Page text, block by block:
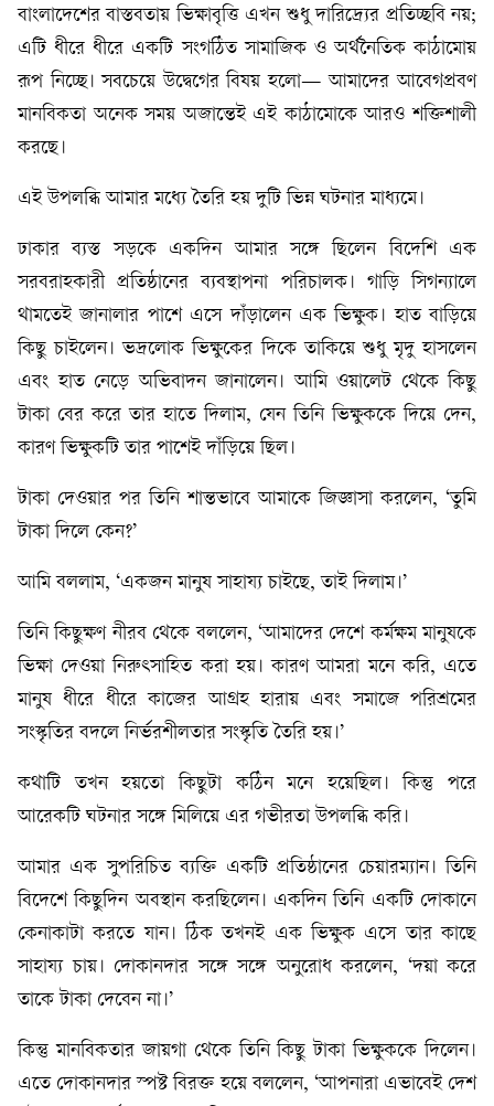
বাংলাদেশের বাস্তবতায় ভিক্ষাবৃত্তি এখন শুধু দারিদ্র্যের প্রতিচ্ছবি নয়;
এটি ধীরে ধীরে একটি সংগঠিত সামাজিক ও অর্থনৈতিক কাঠামোয়
রূপ নিচ্ছে। সবচেয়ে উদ্বেগের বিষয় হলো— আমাদের আবেগপ্রবণ
মানবিকতা অনেক সময় অজান্তেই এই কাঠামোকে আরও শক্তিশালী
করছে।
এই উপলব্ধি আমার মধ্যে তৈরি হয় দুটি ভিন্ন ঘটনার মাধ্যমে।
ঢাকার ব্যস্ত সড়কে একদিন আমার সঙ্গে ছিলেন বিদেশি এক
সরবরাহকারী প্রতিষ্ঠানের ব্যবস্থাপনা পরিচালক। গাড়ি সিগন্যালে
থামতেই জানালার পাশে এসে দাঁড়ালেন এক ভিক্ষুক। হাত বাড়িয়ে
কিছু চাইলেন। ভদ্রলোক ভিক্ষুকের দিকে তাকিয়ে শুধু মৃদু হাসলেন
এবং হাত নেড়ে অভিবাদন জানালেন। আমি ওয়ালেট থেকে কিছু
টাকা বের করে তার হাতে দিলাম, যেন তিনি ভিক্ষুককে দিয়ে দেন,
কারণ ভিক্ষুকটি তার পাশেই দাঁড়িয়ে ছিল।
টাকা দেওয়ার পর তিনি শান্তভাবে আমাকে জিজ্ঞাসা করলেন, ‘তুমি
টাকা দিলে কেন?’
আমি বললাম, ‘একজন মানুষ সাহায্য চাইছে, তাই দিলাম।’
তিনি কিছুক্ষণ নীরব থেকে বললেন, ‘আমাদের দেশে কর্মক্ষম মানুষকে
ভিক্ষা দেওয়া নিরুৎসাহিত করা হয়। কারণ আমরা মনে করি, এতে
মানুষ ধীরে ধীরে কাজের আগ্রহ হারায় এবং সমাজে পরিশ্রমের
সংস্কৃতির বদলে নির্ভরশীলতার সংস্কৃতি তৈরি হয়।’
কথাটি তখন হয়তো কিছুটা কঠিন মনে হয়েছিল। কিন্তু পরে
আরেকটি ঘটনার সঙ্গে মিলিয়ে এর গভীরতা উপলব্ধি করি।
আমার এক সুপরিচিত ব্যক্তি একটি প্রতিষ্ঠানের চেয়ারম্যান। তিনি
বিদেশে কিছুদিন অবস্থান করছিলেন। একদিন তিনি একটি দোকানে
কেনাকাটা করতে যান। ঠিক তখনই এক ভিক্ষুক এসে তার কাছে
সাহায্য চায়। দোকানদার সঙ্গে সঙ্গে অনুরোধ করলেন, ‘দয়া করে
তাকে টাকা দেবেন না।’
কিন্তু মানবিকতার জায়গা থেকে তিনি কিছু টাকা ভিক্ষুককে দিলেন।
এতে দোকানদার স্পষ্ট বিরক্ত হয়ে বললেন, ‘আপনারা এভাবেই দেশ